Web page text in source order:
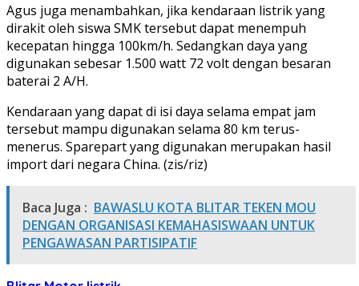
Agus juga menambahkan, jika kendaraan listrik yang
dirakit oleh siswa SMK tersebut dapat menempuh
kecepatan hingga 100km/h. Sedangkan daya yang
digunakan sebesar 1.500 watt 72 volt dengan besaran
baterai 2 A/H.
Kendaraan yang dapat di isi daya selama empat jam
tersebut mampu digunakan selama 80 km terus-
menerus. Sparepart yang digunakan merupakan hasil
import dari negara China. (zis/riz)
Baca Juga : BAWASLU KOTA BLITAR TEKEN MOU
DENGAN ORGANISASI KEMAHASISWAAN UNTUK
PENGAWASAN PARTISIPATIF